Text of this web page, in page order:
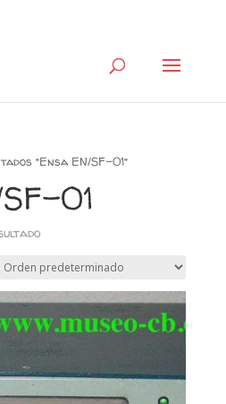
“Ensa EN/SF-01”
01